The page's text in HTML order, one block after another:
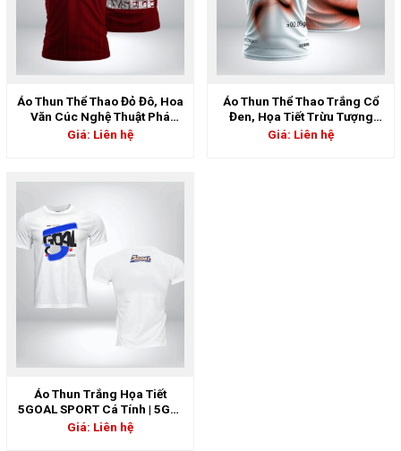
Áo Thun Thể Thao Đỏ Đô, Hoa
Văn Cúc Nghệ Thuật Phá
Cách | 5GS-06890
Giá: Liên hệ
Áo Thun Thể Thao Trắng Cổ
Đen, Họa Tiết Trừu Tượng
Năng Động | 5GS-06889
Giá: Liên hệ
Áo Thun Trắng Họa Tiết
5GOAL SPORT Cá Tính | 5GS-
06802
Giá: Liên hệ